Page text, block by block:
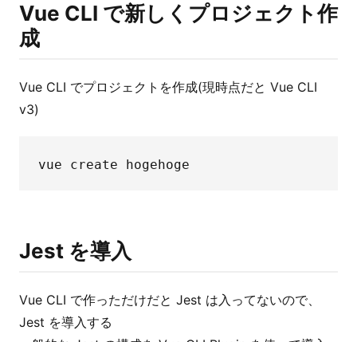
Vue CLI で新しくプロジェクト作
成
Vue CLI でプロジェクトを作成(現時点だと Vue CLI
v3)
Jest を導入
Vue CLI で作っただけだと Jest は入ってないので、
Jest を導入する